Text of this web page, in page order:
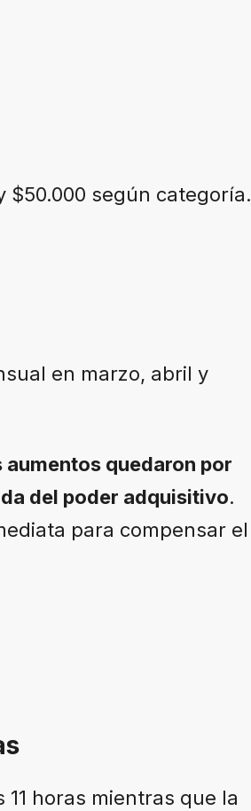
$50.000 según categoría.
en marzo, abril y
quedaron por
del poder adquisitivo.
para compensar el
horas mientras que la